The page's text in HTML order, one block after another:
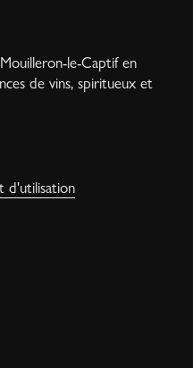
le-Captif en
de vins, spiritueux et
d'utilisation